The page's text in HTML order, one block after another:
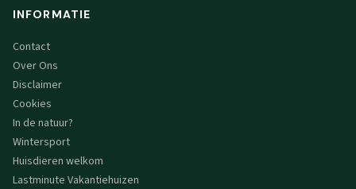
INFORMATIE
Contact
Over Ons
Disclaimer
Cookies
In de natuur?
Wintersport
Huisdieren welkom
Lastminute Vakantiehuizen